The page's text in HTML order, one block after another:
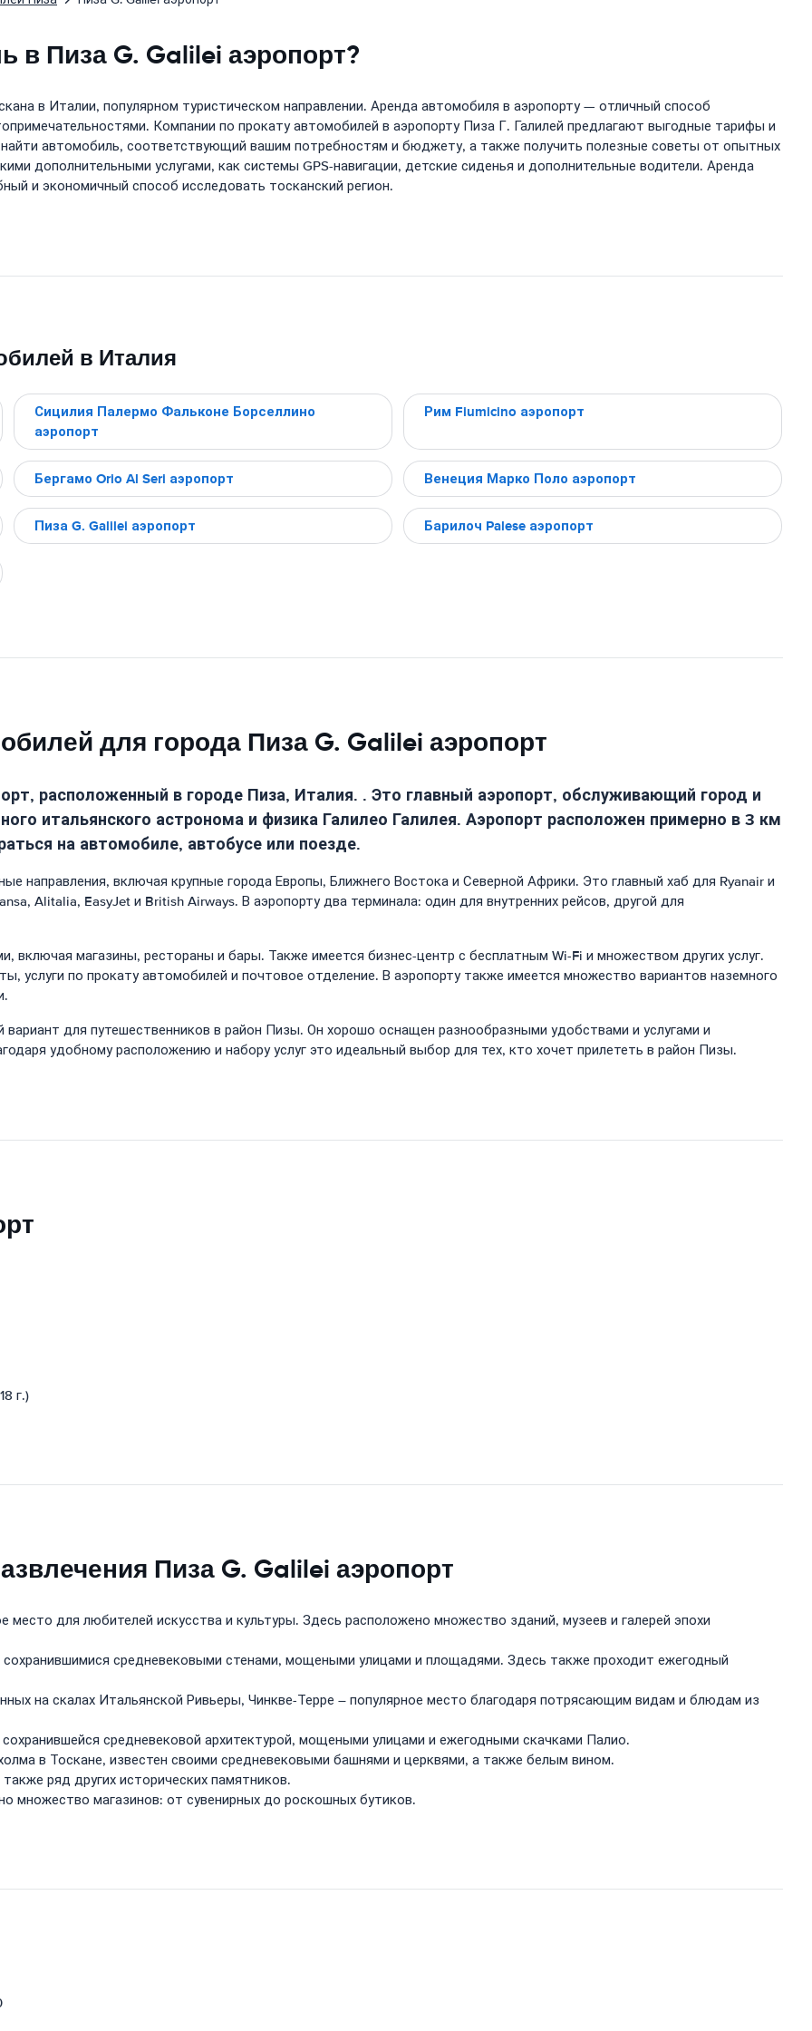
в Пиза G. Galilei аэропорт?
в Италии, популярном туристическом направлении. Аренда автомобиля в аэропорту — отличный способ
Компании по прокату автомобилей в аэропорту Пиза Г. Галилей предлагают выгодные тарифы и
автомобиль, соответствующий вашим потребностям и бюджету, а также получить полезные советы от опытных
дополнительными услугами, как системы GPS-навигации, детские сиденья и дополнительные водители. Аренда
и экономичный способ исследовать тосканский регион.
в Италия
Сицилия Палермо Фальконе Борселлино
аэропорт
Рим Fiumicino аэропорт
Бергамо Orio Al Seri аэропорт Венеция Марко Поло аэропорт
Пиза G. Galilei аэропорт Барилоч Palese аэропорт
для города Пиза G. Galilei аэропорт
расположенный в городе Пиза, Италия. . Это главный аэропорт, обслуживающий город и
итальянского астронома и физика Галилео Галилея. Аэропорт расположен примерно в 3 км
на автомобиле, автобусе или поезде.
направления, включая крупные города Европы, Ближнего Востока и Северной Африки. Это главный хаб для Ryanair и
Alitalia, EasyJet и British Airways. В аэропорту два терминала: один для внутренних рейсов, другой для
включая магазины, рестораны и бары. Также имеется бизнес-центр с бесплатным Wi-Fi и множеством других услуг.
услуги по прокату автомобилей и почтовое отделение. В аэропорту также имеется множество вариантов наземного
для путешественников в район Пизы. Он хорошо оснащен разнообразными удобствами и услугами и
удобному расположению и набору услуг это идеальный выбор для тех, кто хочет прилететь в район Пизы.
г.)
Пиза G. Galilei аэропорт
для любителей искусства и культуры. Здесь расположено множество зданий, музеев и галерей эпохи
сохранившимися средневековыми стенами, мощеными улицами и площадями. Здесь также проходит ежегодный
на скалах Итальянской Ривьеры, Чинкве-Терре – популярное место благодаря потрясающим видам и блюдам из
средневековой архитектурой, мощеными улицами и ежегодными скачками Палио.
в Тоскане, известен своими средневековыми башнями и церквями, а также белым вином.
ряд других исторических памятников.
множество магазинов: от сувенирных до роскошных бутиков.